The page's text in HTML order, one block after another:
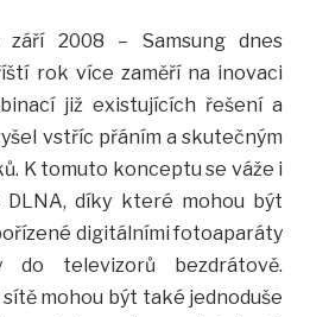
září 2008 – Samsung dnes
rok více zaměří na inovaci
již existujících řešení a
vstříc přáním a skutečným
K tomuto konceptu se váže i
díky které mohou být
digitálními fotoaparáty
do televizorů bezdrátově.
mohou být také jednoduše